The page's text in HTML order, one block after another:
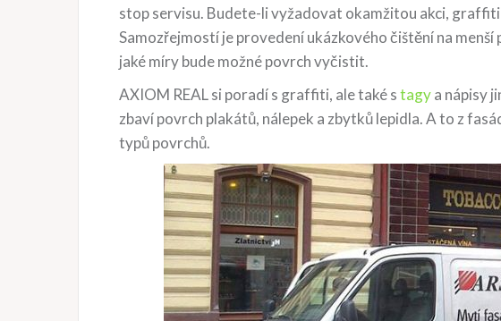
stop servisu. Budete-li vyžadovat okamžitou akci,
Samozřejmostí je provedení ukázkového čištění na
jaké míry bude možné povrch vyčistit.
AXIOM REAL si poradí s graffiti, ale také stagya nápisy
zbaví povrch plakátů, nálepek a zbytků lepidla. A to z
typů povrchů.